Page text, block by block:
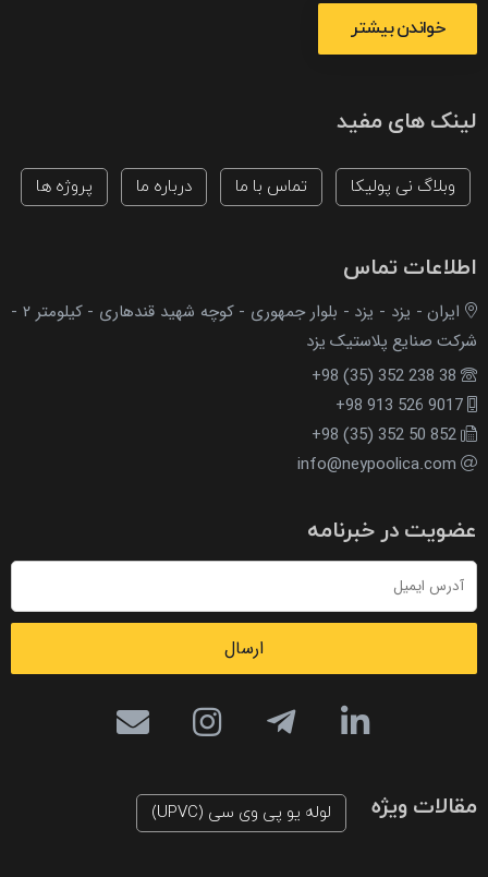
خواندن بیشتر
لینک های مفید
وبلاگ نی پولیکا تماس با ما درباره ما پروژه ها
اطلاعات تماس
ایران - یزد - یزد - بلوار جمهوری - کوچه شهید قندهاری - کیلومتر ۲ -
شرکت صنایع پلاستیک یزد
+98 (35) 352 238 38
+98 913 526 9017
+98 (35) 352 50 852
info@neypoolica.com
عضویت در خبرنامه
ارسال
مقالات ویژه لوله یو پی وی سی (UPVC)